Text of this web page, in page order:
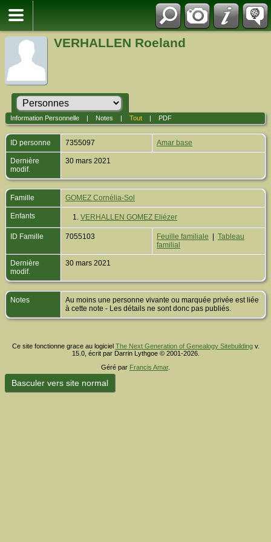
VERHALLEN Roeland
Information Personnelle| Notes Tout| PDF
ID personne 7355097 Amar base
Dernière
modif.
30 mars 2021
Famille GOMEZ Cornélia-Sol
Enfants 1. VERHALLEN GOMEZ Eliézer
ID Famille 7055103 Feuille familiale
Tableau
familial
Dernière
modif.
30 mars 2021
Notes
Au moins une personne vivante ou marquée privée est liée
à cette note - Les détails ne sont donc pas publiés.
Ce site fonctionne grace au logiciel The Next Generation of Genealogy Sitebuildingv.
15.0, écrit par Darrin Lythgoe © 2001-2026.
Géré par Francis Amar.
Basculer vers site normal